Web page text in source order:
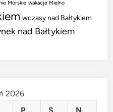
Morskie wakacje Mielno
wczasy nad Bałtykiem
nad Bałtykiem
2026